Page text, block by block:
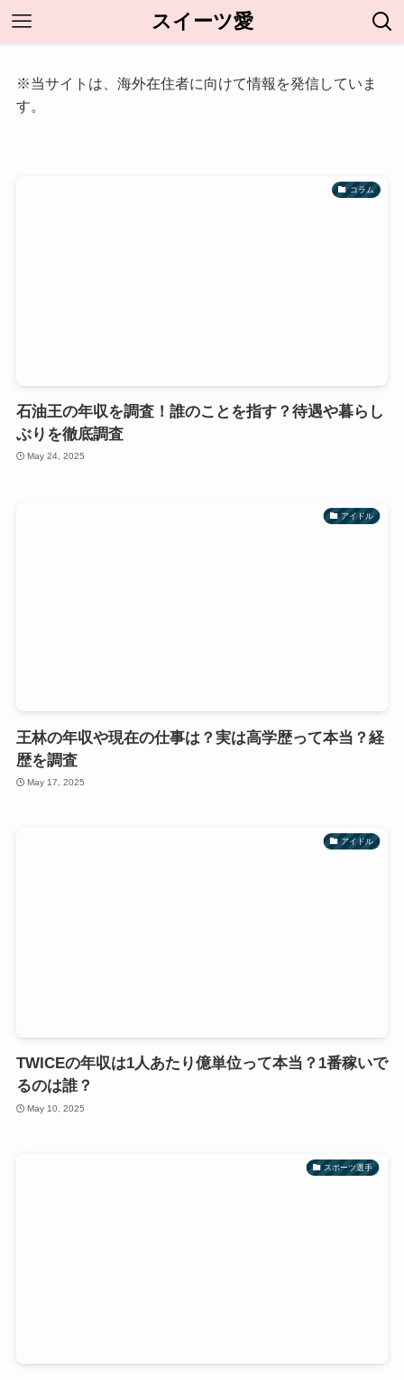
スイーツ愛
※当サイトは、海外在住者に向けて情報を発信していま
す。
コラム
石油王の年収を調査！誰のことを指す？待遇や暮らし
ぶりを徹底調査
May 24, 2025
アイドル
王林の年収や現在の仕事は？実は高学歴って本当？経
歴を調査
May 17, 2025
アイドル
TWICEの年収は1人あたり億単位って本当？1番稼いで
るのは誰？
May 10, 2025
スポーツ選手